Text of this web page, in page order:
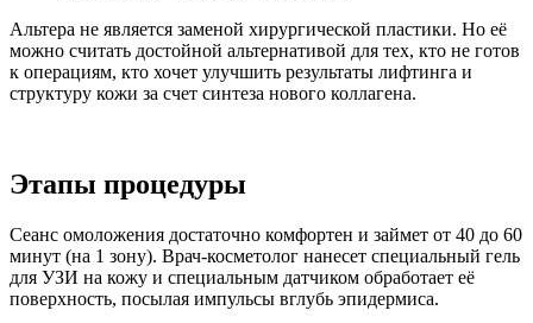
Альтера не является заменой хирургической пластики. Но её
можно считать достойной альтернативой для тех, кто не готов
к операциям, кто хочет улучшить результаты лифтинга и
структуру кожи за счет синтеза нового коллагена.
Этапы процедуры
Сеанс омоложения достаточно комфортен и займет от 40 до 60
минут (на 1 зону). Врач-косметолог нанесет специальный гель
для УЗИ на кожу и специальным датчиком обработает её
поверхность, посылая импульсы вглубь эпидермиса.